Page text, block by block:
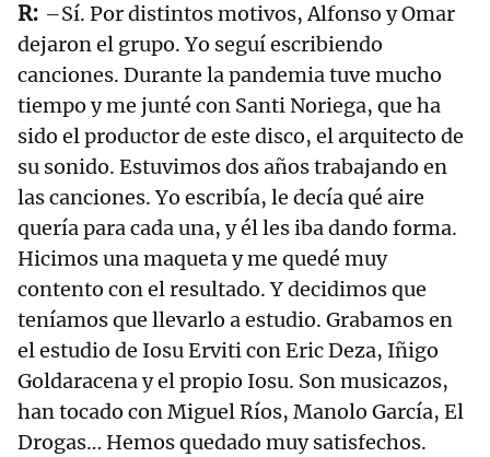
–Sí. Por distintos motivos, Alfonso y Omar
dejaron el grupo. Yo seguí escribiendo
canciones. Durante la pandemia tuve mucho
tiempo y me junté con Santi Noriega, que ha
sido el productor de este disco, el arquitecto de
su sonido. Estuvimos dos años trabajando en
las canciones. Yo escribía, le decía qué aire
quería para cada una, y él les iba dando forma.
Hicimos una maqueta y me quedé muy
contento con el resultado. Y decidimos que
teníamos que llevarlo a estudio. Grabamos en
el estudio de Iosu Erviti con Eric Deza, Iñigo
Goldaracena y el propio Iosu. Son musicazos,
han tocado con Miguel Ríos, Manolo García, El
Drogas… Hemos quedado muy satisfechos.